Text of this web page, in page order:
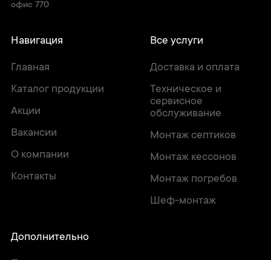
офис 770
Навигация
Главная
Каталог продукции
Акции
Вакансии
О компании
Контакты
Все услуги
Доставка и оплата
Техническое и
сервисное
обслуживание
Монтаж септиков
Монтаж кессонов
Монтаж погребов
Шеф-монтаж
Дополнительно